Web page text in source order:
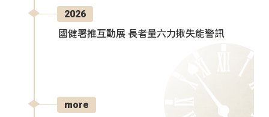
2026
國健署推互動展 長者量六力揪失能警訊
more